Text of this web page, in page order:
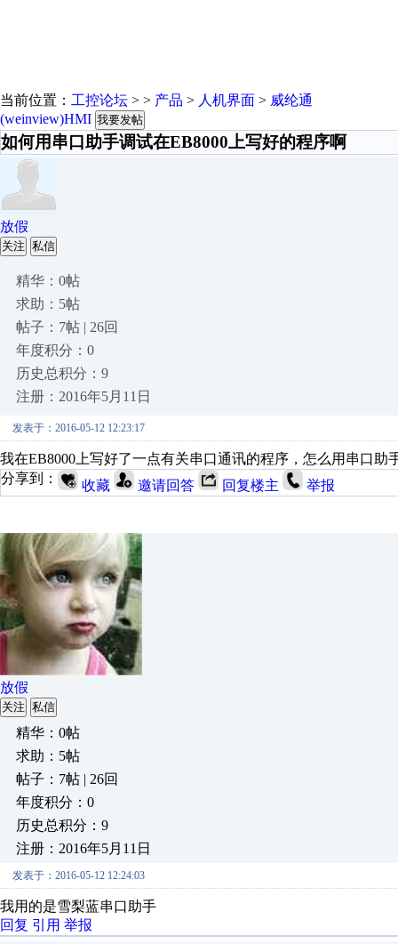
当前位置： 工控论坛 > > 产品 > 人机界面 > 威纶通
(weinview)HMI 我要发帖
如何用串口助手调试在EB8000上写好的程序啊
放假
关注 私信
精华：0帖
求助：5帖
帖子：7帖 | 26回
年度积分：0
历史总积分：9
注册：2016年5月11日
发表于：2016-05-12 12:23:17
我在EB8000上写好了一点有关串口通讯的程序，怎么用串口助
分享到：
收藏 邀请回答 回复楼主 举报
放假
关注 私信
精华：0帖
求助：5帖
帖子：7帖 | 26回
年度积分：0
历史总积分：9
注册：2016年5月11日
发表于：2016-05-12 12:24:03
我用的是雪梨蓝串口助手
回复 引用 举报